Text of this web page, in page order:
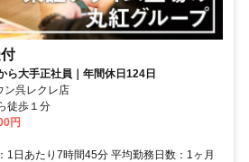
ら大手正社員｜年間休日124日
ン呉レクレ店
徒歩１分
円
1日あたり7時間45分 平均勤務日数：1ヶ月